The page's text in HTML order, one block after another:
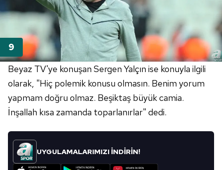
Beyaz TV'ye konuşan Sergen Yalçın ise konuyla ilgili
olarak, "Hiç polemik konusu olmasın. Benim yorum
yapmam doğru olmaz. Beşiktaş büyük camia.
İnşallah kısa zamanda toparlanırlar" dedi.
UYGULAMALARIMIZI İNDİRİN!